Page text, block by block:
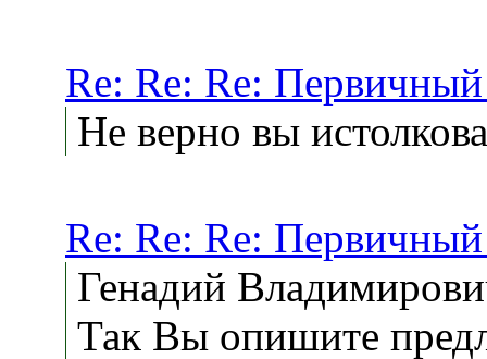
Re: Re: Re:
Не верно вы
Re: Re: Re:
Генадий
Так Вы опишите